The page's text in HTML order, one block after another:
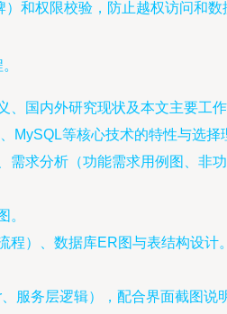
和权限校验，防止越权访问和数
国内外研究现状及本文主要工作
MySQL等核心技术的特性与选择
求分析（功能需求用例图、非
。
）、数据库ER图与表结构设计
服务层逻辑），配合界面截图说